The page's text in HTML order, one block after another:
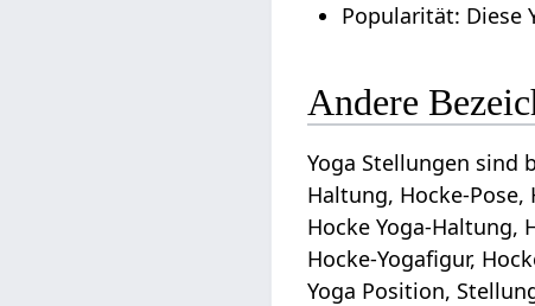
Popularität: Diese
Andere
Yoga Stellungen sind
Haltung, Hocke-Pose,
Hocke Yoga-Haltung,
Hocke-Yogafigur,
Yoga Position,